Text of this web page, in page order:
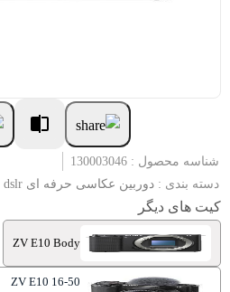
شناسه محصول : 130003046
دسته بندی : دوربین عکاسی حرفه ای dslr
کیت های دیگر
ZV E10 Body
ZV E10 16-50